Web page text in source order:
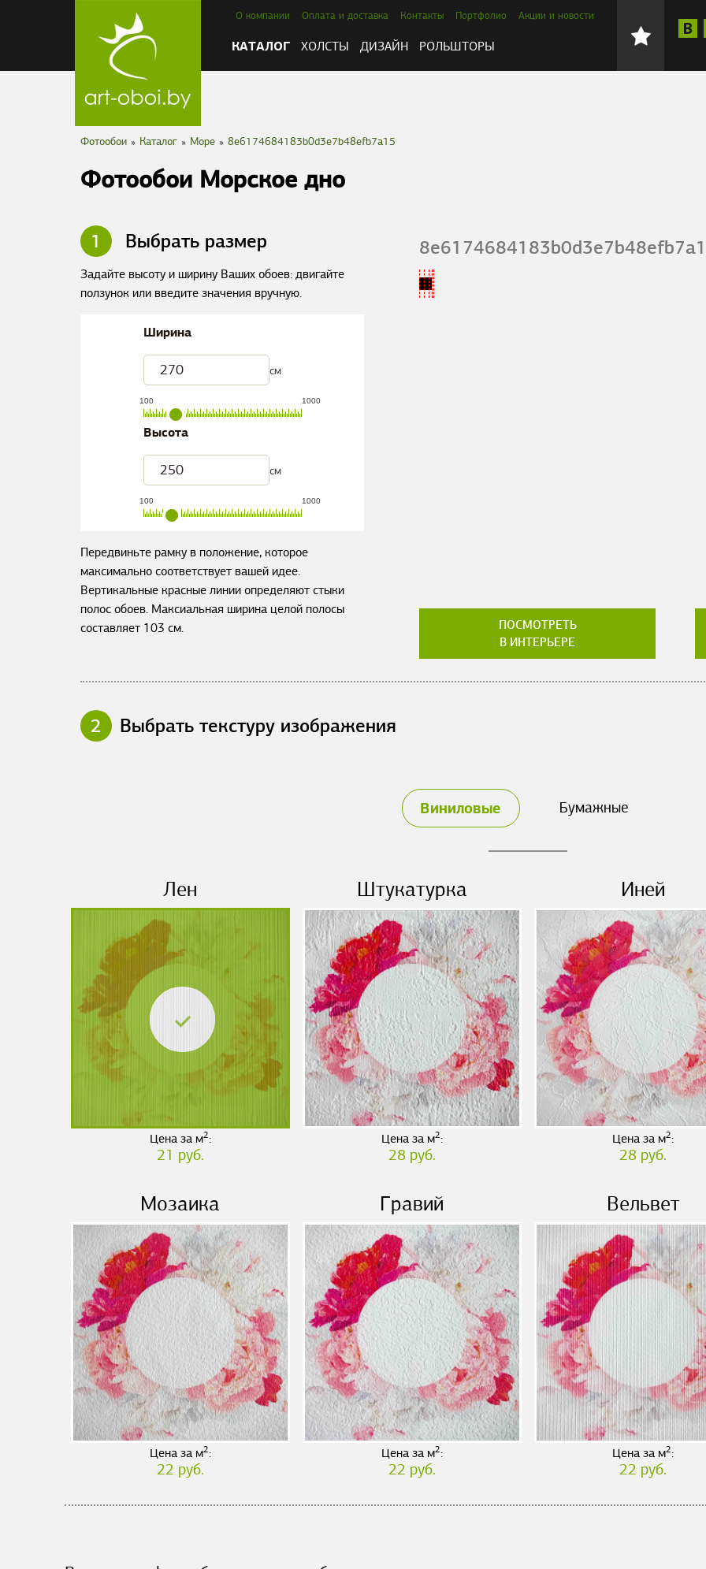
О компании Оплата и доставка Контакты Портфолио Акции и новости
КАТАЛОГ ХОЛСТЫ ДИЗАЙН РОЛЬШТОРЫ
Фотообои » Каталог » Море » 8e6174684183b0d3e7b48efb7a15
Фотообои Морское дно
1 Выбрать размер
Задайте высоту и ширину Ваших обоев: двигайте
ползунок или введите значения вручную.
Ширина
см
100 1000
Высота
см
100 1000
Передвиньте рамку в положение, которое
максимально соответствует вашей идее.
Вертикальные красные линии определяют стыки
полос обоев. Максиальная ширина целой полосы
составляет 103 см.
ПОСМОТРЕТЬ
В ИНТЕРЬЕРЕ
2 Выбрать текстуру изображения
Виниловые Бумажные
Лен
Цена за м2:
21 руб.
Штукатурка
Цена за м2:
28 руб.
Иней
Цена за м2:
28 руб.
Мозаика
Цена за м2:
22 руб.
Гравий
Цена за м2:
22 руб.
Вельвет
Цена за м2:
22 руб.